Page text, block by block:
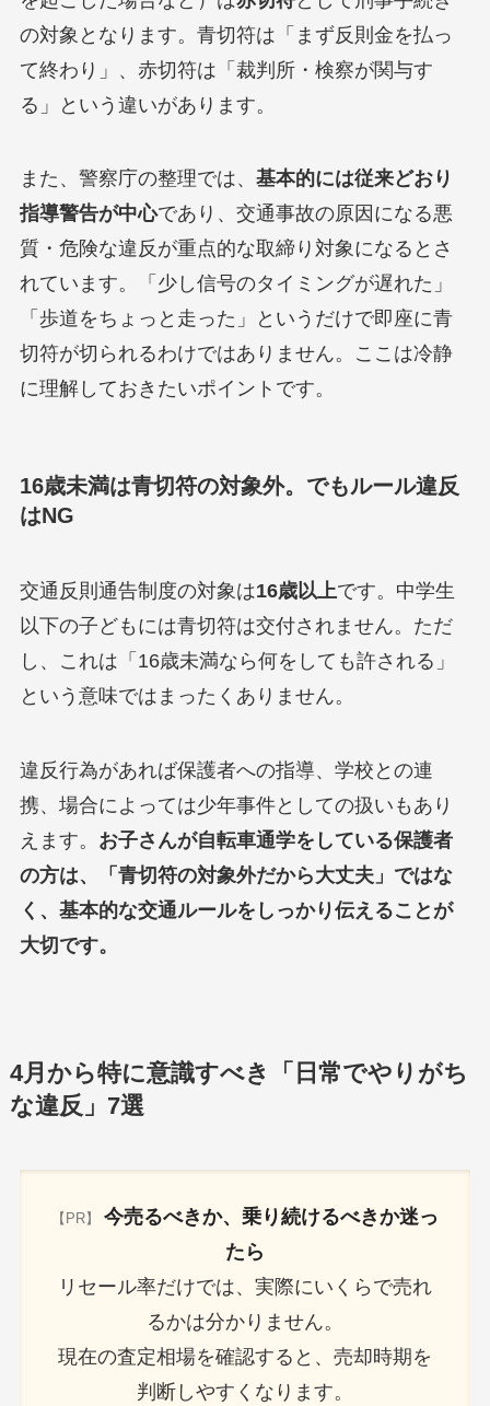
の対象となります。青切符は「まず反則金を払っ
て終わり」、赤切符は「裁判所・検察が関与す
る」という違いがあります。
また、警察庁の整理では、 基本的には従来どおり
指導警告が中心であり、交通事故の原因になる悪
質・危険な違反が重点的な取締り対象になるとさ
れています。「少し信号のタイミングが遅れた」
「歩道をちょっと走った」というだけで即座に青
切符が切られるわけではありません。ここは冷静
に理解しておきたいポイントです。
16歳未満は青切符の対象外。でもルール違反
はNG
交通反則通告制度の対象は16歳以上です。中学生
以下の子どもには青切符は交付されません。ただ
し、これは「16歳未満なら何をしても許される」
という意味ではまったくありません。
違反行為があれば保護者への指導、学校との連
携、場合によっては少年事件としての扱いもあり
えます。 お子さんが自転車通学をしている保護者
の方は、「青切符の対象外だから大丈夫」ではな
く、基本的な交通ルールをしっかり伝えることが
大切です。
4月から特に意識すべき「日常でやりがち
な違反」7選
【PR】
今売るべきか、乗り続けるべきか迷っ
たら
リセール率だけでは、実際にいくらで売れ
るかは分かりません。
現在の査定相場を確認すると、売却時期を
判断しやすくなります。